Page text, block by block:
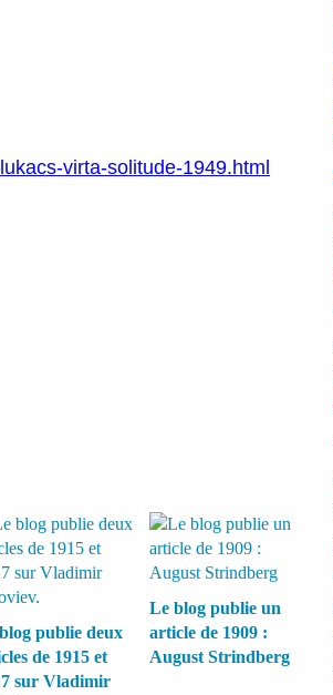
virta-solitude-1949.html
publie deux
de 1915 et
sur Vladimir
Le blog publie un
article de 1909 :
August Strindberg